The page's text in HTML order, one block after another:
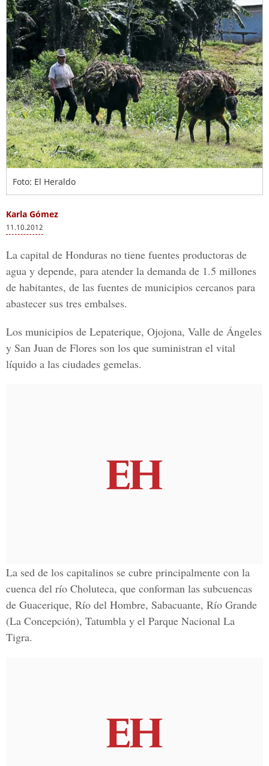
Foto: El Heraldo
Karla Gómez
11.10.2012
La capital de Honduras no tiene fuentes productoras de
agua y depende, para atender la demanda de 1.5 millones
de habitantes, de las fuentes de municipios cercanos para
abastecer sus tres embalses.
Los municipios de Lepaterique, Ojojona, Valle de Ángeles
y San Juan de Flores son los que suministran el vital
líquido a las ciudades gemelas.
La sed de los capitalinos se cubre principalmente con la
cuenca del río Choluteca, que conforman las subcuencas
de Guacerique, Río del Hombre, Sabacuante, Río Grande
(La Concepción), Tatumbla y el Parque Nacional La
Tigra.